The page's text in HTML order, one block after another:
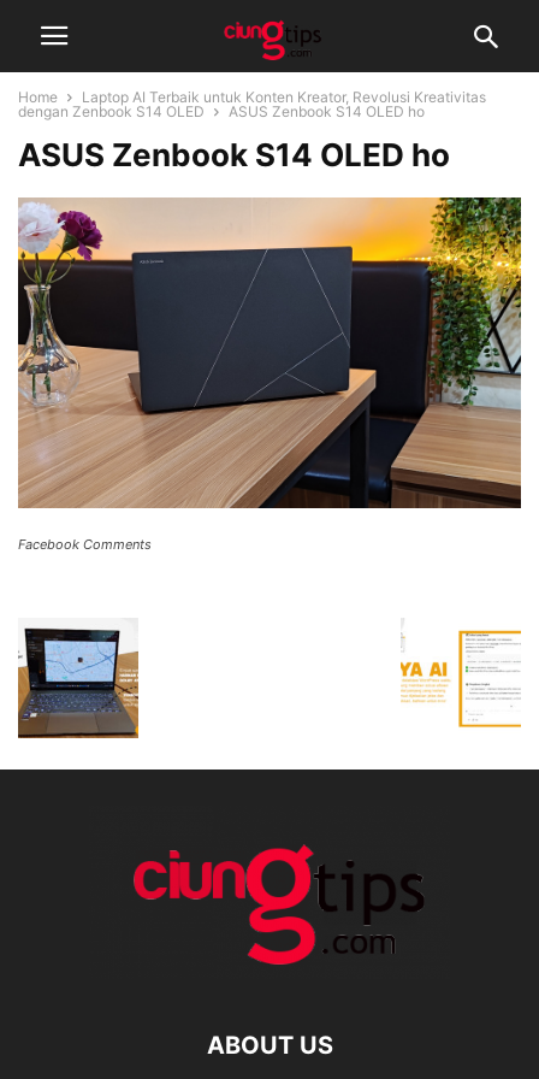
Home
Laptop AI Terbaik untuk Konten Kreator, Revolusi Kreativitas
dengan Zenbook S14 OLED
ASUS Zenbook S14 OLED ho
ASUS Zenbook S14 OLED ho
Facebook Comments
ABOUT US